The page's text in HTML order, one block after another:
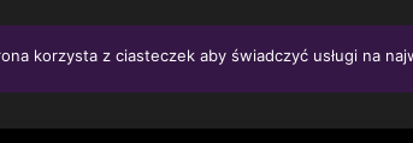
korzysta z ciasteczek aby świadczyć usługi na